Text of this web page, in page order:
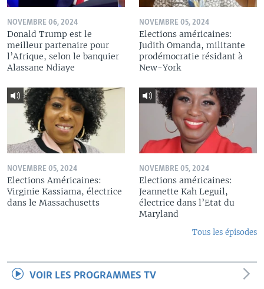
NOVEMBRE 06, 2024
Donald Trump est le
meilleur partenaire pour
l’Afrique, selon le banquier
Alassane Ndiaye
NOVEMBRE 05, 2024
Elections américaines:
Judith Omanda, militante
prodémocratie résidant à
New-York
NOVEMBRE 05, 2024
Elections Américaines:
Virginie Kassiama, électrice
dans le Massachusetts
NOVEMBRE 05, 2024
Elections américaines:
Jeannette Kah Leguil,
électrice dans l’Etat du
Maryland
Tous les épisodes
VOIR LES PROGRAMMES TV